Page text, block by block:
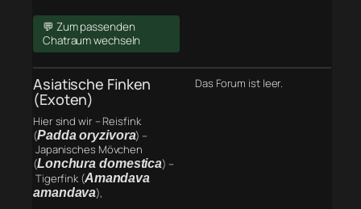
💬 Zum passenden
Chatraum wechseln
Asiatische Finken
(Exoten)
Hier sind wir – Reisfink
(Padda oryzivora) –
Japanisches Mövchen
(Lonchura domestica) –
Tigerfink (Amandava
amandava),
Das Forum ist leer.